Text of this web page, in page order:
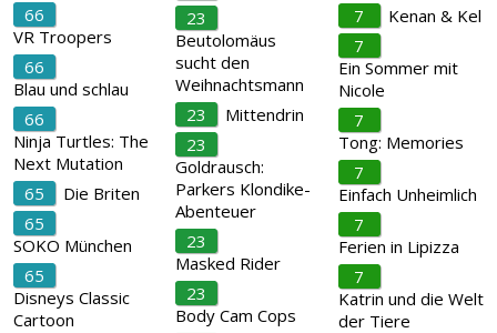
66
VR Troopers
66
Blau und schlau
66
Ninja Turtles: The
Next Mutation
65
Die Briten
65
SOKO München
65
Disneys Classic
Cartoon
23
Beutolomäus
sucht den
Weihnachtsmann
23
Mittendrin
23
Goldrausch:
Parkers Klondike-
Abenteuer
23
Masked Rider
23
Body Cam Cops
7
Kenan & Kel
7
Ein Sommer mit
Nicole
7
Tong: Memories
7
Einfach Unheimlich
7
Ferien in Lipizza
7
Katrin und die Welt
der Tiere